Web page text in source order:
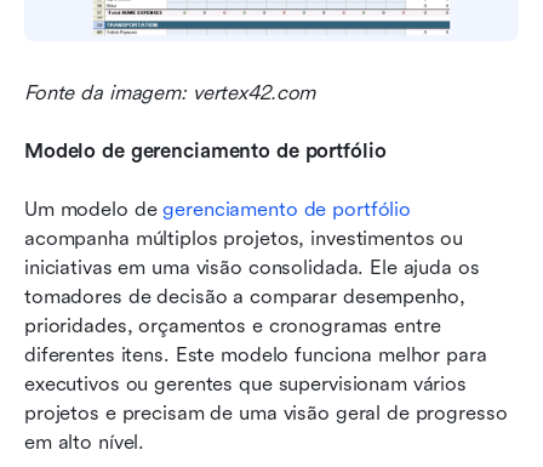
Fonte da imagem: vertex42.com
Modelo de gerenciamento de portfólio
Um modelo de gerenciamento de portfólio
acompanha múltiplos projetos, investimentos ou
iniciativas em uma visão consolidada. Ele ajuda os
tomadores de decisão a comparar desempenho,
prioridades, orçamentos e cronogramas entre
diferentes itens. Este modelo funciona melhor para
executivos ou gerentes que supervisionam vários
projetos e precisam de uma visão geral de progresso
em alto nível.